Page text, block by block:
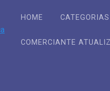
HOME CATEGORIAS
COMERCIANTE